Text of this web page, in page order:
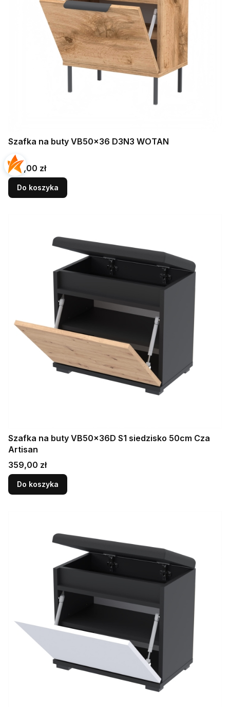
Szafka na buty VB50x36 D3N3 WOTAN
Cena
455,00 zł
Do koszyka
Szafka na buty VB50x36D S1 siedzisko 50cm Cza
Artisan
Cena
359,00 zł
Do koszyka